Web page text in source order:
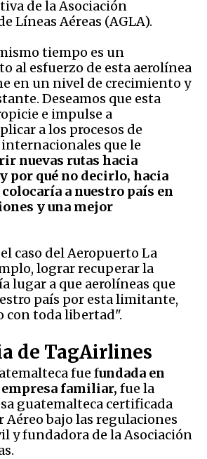
de la Asociación
Líneas Aéreas (AGLA).
tiempo es un
al esfuerzo de esta aerolínea
en un nivel de crecimiento y
Deseamos que esta
e impulse a
a los procesos de
que le
nuevas rutas hacia
por qué no decirlo, hacia
a nuestro país en
y una mejor
caso del Aeropuerto La
lograr recuperar la
lugar a que aerolíneas que
país por esta limitante,
con toda libertad".
de TagAirlines
fue fundada en
empresa familiar, fue la
guatemalteca certificada
Aéreo bajo las regulaciones
y fundadora de la Asociación